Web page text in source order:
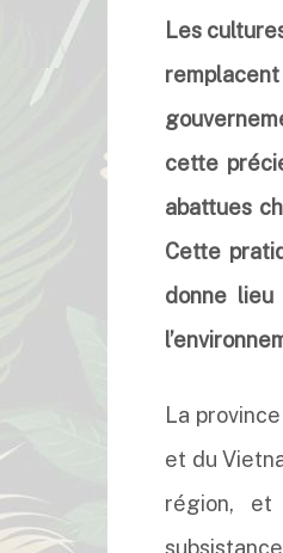
Les
cette
abattues
Cette
donne
La
et du
région, et